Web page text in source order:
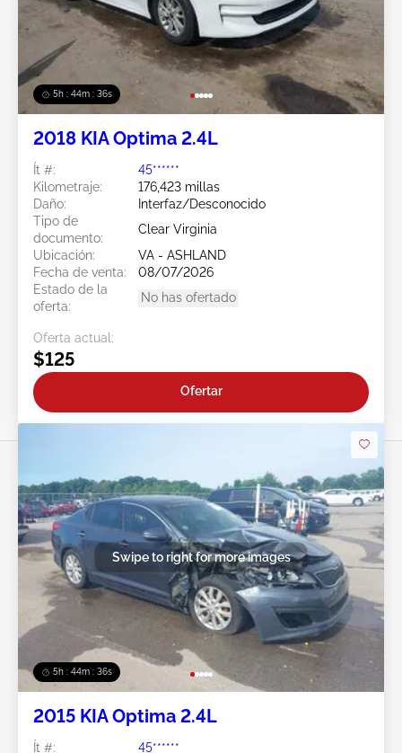
5h : 44m : 34s
2018 KIA Optima 2.4L
Ít #:
45******
Kilometraje:
176,423 millas
Daño:
Interfaz/Desconocido
Tipo de
documento:
Clear Virginia
Ubicación:
VA - ASHLAND
Fecha de venta:
08/07/2026
Estado de la
oferta:
No has ofertado
Oferta actual:
$125
Ofertar
5h : 44m : 34s
Swipe to right for more images
2015 KIA Optima 2.4L
Ít #: 45******